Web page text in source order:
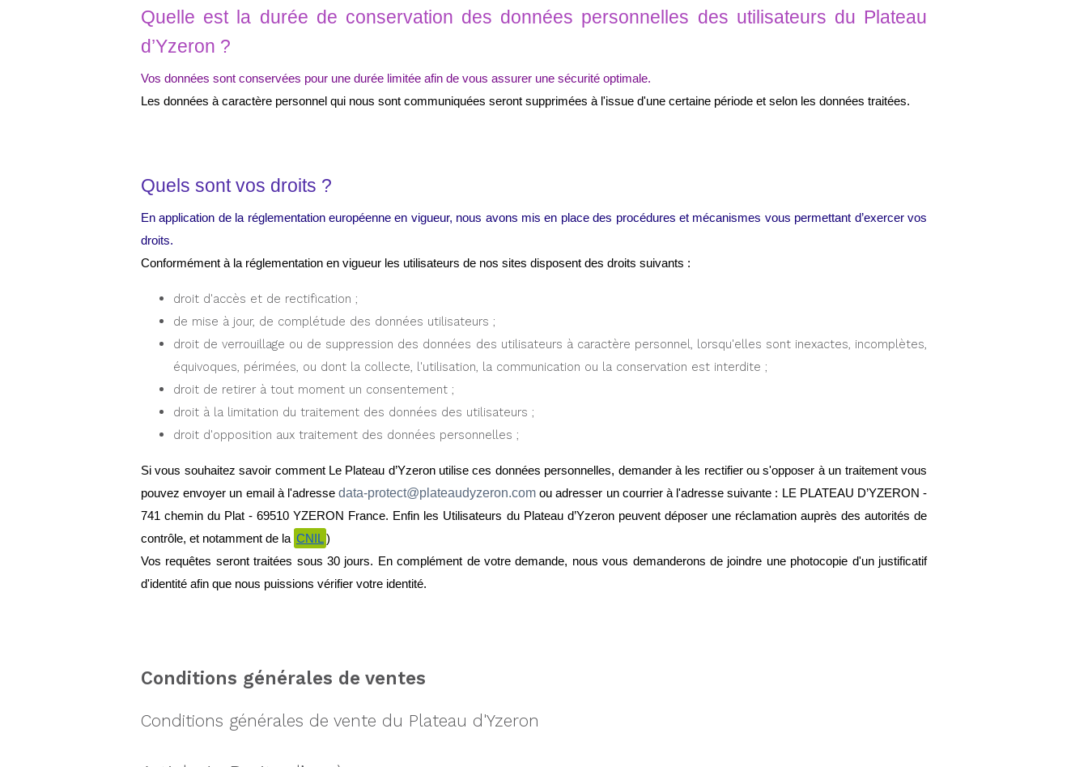
Quelle est la durée de conservation des données personnelles des utilisateurs du Plateau
d’Yzeron ?
Vos données sont conservées pour une durée limitée afin de vous assurer une sécurité optimale.
Les données à caractère personnel qui nous sont communiquées seront supprimées à l'issue d'une certaine période et selon les données traitées.
Quels sont vos droits ?
En application de la réglementation européenne en vigueur, nous avons mis en place des procédures et mécanismes vous permettant d’exercer vos
droits.
Conformément à la réglementation en vigueur les utilisateurs de nos sites disposent des droits suivants :
droit d'accès et de rectification ;
de mise à jour, de complétude des données utilisateurs ;
droit de verrouillage ou de suppression des données des utilisateurs à caractère personnel, lorsqu'elles sont inexactes, incomplètes,
équivoques, périmées, ou dont la collecte, l'utilisation, la communication ou la conservation est interdite ;
droit de retirer à tout moment un consentement ;
droit à la limitation du traitement des données des utilisateurs ;
droit d'opposition aux traitement des données personnelles ;
Si vous souhaitez savoir comment Le Plateau d’Yzeron utilise ces données personnelles, demander à les rectifier ou s'opposer à un traitement vous
pouvez envoyer un email à l'adresse data-protect@plateaudyzeron.com ou adresser un courrier à l'adresse suivante : LE PLATEAU D’YZERON -
741 chemin du Plat - 69510 YZERON France. Enfin les Utilisateurs du Plateau d’Yzeron peuvent déposer une réclamation auprès des autorités de
contrôle, et notamment de la CNIL)
Vos requêtes seront traitées sous 30 jours. En complément de votre demande, nous vous demanderons de joindre une photocopie d'un justificatif
d'identité afin que nous puissions vérifier votre identité.
Conditions générales de ventes
Conditions générales de vente du Plateau d'Yzeron